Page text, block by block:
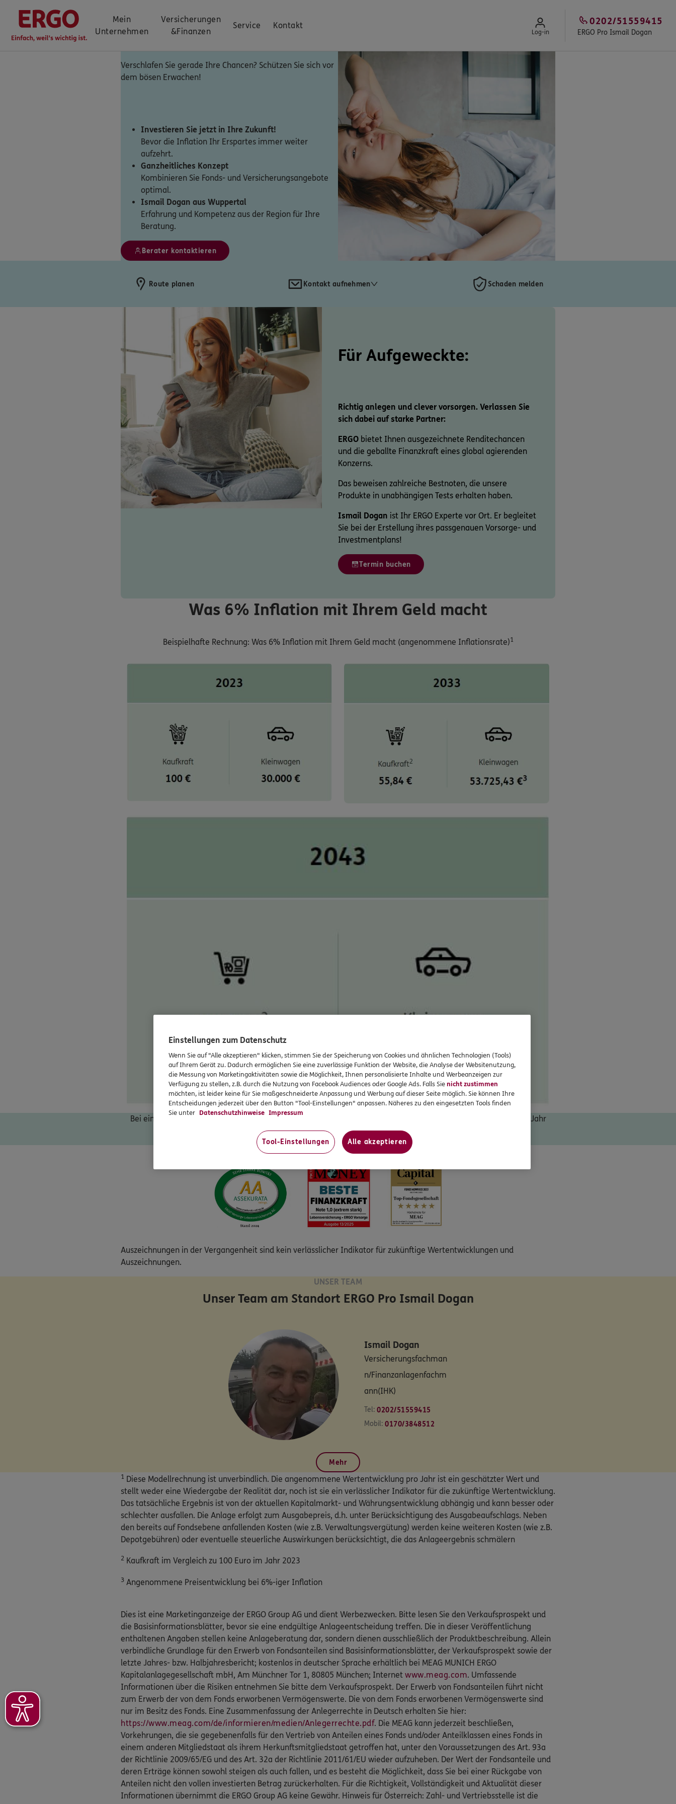
Mein
Unternehmen
Versicherungen
&Finanzen
Service Kontakt
Log-in ERGO Pro Ismail Dogan
0202/51559415
Verschlafen Sie gerade Ihre Chancen? Schützen Sie sich vor
dem bösen Erwachen!
Investieren Sie jetzt in Ihre Zukunft!
Bevor die Inflation Ihr Erspartes immer weiter
aufzehrt.
Ganzheitliches Konzept
Kombinieren Sie Fonds- und Versicherungsangebote
optimal.
Ismail Dogan aus Wuppertal
Erfahrung und Kompetenz aus der Region für Ihre
Beratung.
Berater kontaktieren
Route planen Kontakt aufnehmen Schaden melden
Für Aufgeweckte:
Richtig anlegen und clever vorsorgen. Verlassen Sie
sich dabei auf starke Partner:
ERGO bietet Ihnen ausgezeichnete Renditechancen
und die geballte Finanzkraft eines global agierenden
Konzerns.
Das beweisen zahlreiche Bestnoten, die unsere
Produkte in unabhängigen Tests erhalten haben.
Ismail Dogan ist Ihr ERGO Experte vor Ort. Er begleitet
Sie bei der Erstellung ihres passgenauen Vorsorge- und
Investmentplans!
Termin buchen
Was 6% Inflation mit Ihrem Geld macht
Beispielhafte Rechnung: Was 6% Inflation mit Ihrem Geld macht (angenommene Inflationsrate)1
Bei einer angenommenen Inflationsrate von 6% p.a. entwickelt sich der Kaufpreis eines Autos von 30.000 € im Jahr
2023 zu 96.214 € in 2043. Das entspricht eine Kaufkraftverlust von insgesamt 66.214 €.
Auszeichnungen in der Vergangenheit sind kein verlässlicher Indikator für zukünftige Wertentwicklungen und
Auszeichnungen.
UNSER TEAM
Unser Team am Standort ERGO Pro Ismail Dogan
Ismail Dogan
Versicherungsfachman
n/Finanzanlagenfachm
ann(IHK)
Tel: 0202/51559415
Mobil: 0170/3848512
Mehr
1 Diese Modellrechnung ist unverbindlich. Die angenommene Wertentwicklung pro Jahr ist ein geschätzter Wert und
stellt weder eine Wiedergabe der Realität dar, noch ist sie ein verlässlicher Indikator für die zukünftige Wertentwicklung.
Das tatsächliche Ergebnis ist von der aktuellen Kapitalmarkt- und Währungsentwicklung abhängig und kann besser oder
schlechter ausfallen. Die Anlage erfolgt zum Ausgabepreis, d.h. unter Berücksichtigung des Ausgabeaufschlags. Neben
den bereits auf Fondsebene anfallenden Kosten (wie z.B. Verwaltungsvergütung) werden keine weiteren Kosten (wie z.B.
Depotgebühren) oder eventuelle steuerliche Auswirkungen berücksichtigt, die das Anlageergebnis schmälern
2 Kaufkraft im Vergleich zu 100 Euro im Jahr 2023
3 Angenommene Preisentwicklung bei 6%-iger Inflation
Dies ist eine Marketinganzeige der ERGO Group AG und dient Werbezwecken. Bitte lesen Sie den Verkaufsprospekt und
die Basisinformationsblätter, bevor sie eine endgültige Anlageentscheidung treffen. Die in dieser Veröffentlichung
enthaltenen Angaben stellen keine Anlageberatung dar, sondern dienen ausschließlich der Produktbeschreibung. Allein
verbindliche Grundlage für den Erwerb von Fondsanteilen sind Basisinformationsblätter, der Verkaufsprospekt sowie der
letzte Jahres- bzw. Halbjahresbericht; kostenlos in deutscher Sprache erhältlich bei MEAG MUNICH ERGO
Kapitalanlagegesellschaft mbH, Am Münchner Tor 1, 80805 München; Internet www.meag.com. Umfassende
Informationen über die Risiken entnehmen Sie bitte dem Verkaufsprospekt. Der Erwerb von Fondsanteilen führt nicht
zum Erwerb der von dem Fonds erworbenen Vermögenswerte. Die von dem Fonds erworbenen Vermögenswerte sind
nur im Besitz des Fonds. Eine Zusammenfassung der Anlegerrechte in Deutsch erhalten Sie hier:
https://www.meag.com/de/informieren/medien/Anlegerrechte.pdf. Die MEAG kann jederzeit beschließen,
Vorkehrungen, die sie gegebenenfalls für den Vertrieb von Anteilen eines Fonds und/oder Anteilklassen eines Fonds in
einem anderen Mitgliedstaat als ihrem Herkunftsmitgliedstaat getroffen hat, unter den Voraussetzungen des Art. 93a
der Richtlinie 2009/65/EG und des Art. 32a der Richtlinie 2011/61/EU wieder aufzuheben. Der Wert der Fondsanteile und
deren Erträge können sowohl steigen als auch fallen, und es besteht die Möglichkeit, dass Sie bei einer Rückgabe von
Anteilen nicht den vollen investierten Betrag zurückerhalten. Für die Richtigkeit, Vollständigkeit und Aktualität dieser
Informationen übernimmt die ERGO Group AG keine Gewähr. Hinweis für Österreich: Zahl- und Vertriebsstelle ist die
Einstellungen zum Datenschutz
Wenn Sie auf "Alle akzeptieren" klicken, stimmen Sie der Speicherung von Cookies und ähnlichen Technologien (Tools)
auf Ihrem Gerät zu. Dadurch ermöglichen Sie eine zuverlässige Funktion der Website, die Analyse der Websitenutzung,
die Messung von Marketingaktivitäten sowie die Möglichkeit, Ihnen personalisierte Inhalte und Werbeanzeigen zur
Verfügung zu stellen, z.B. durch die Nutzung von Facebook Audiences oder Google Ads. Falls Sienicht zustimmen
möchten, ist leider keine für Sie maßgeschneiderte Anpassung und Werbung auf dieser Seite möglich. Sie können Ihre
Entscheidungen jederzeit über den Button "Tool-Einstellungen" anpassen. Näheres zu den eingesetzten Tools finden
Sie unter Datenschutzhinweise Impressum
Tool-Einstellungen Alle akzeptieren